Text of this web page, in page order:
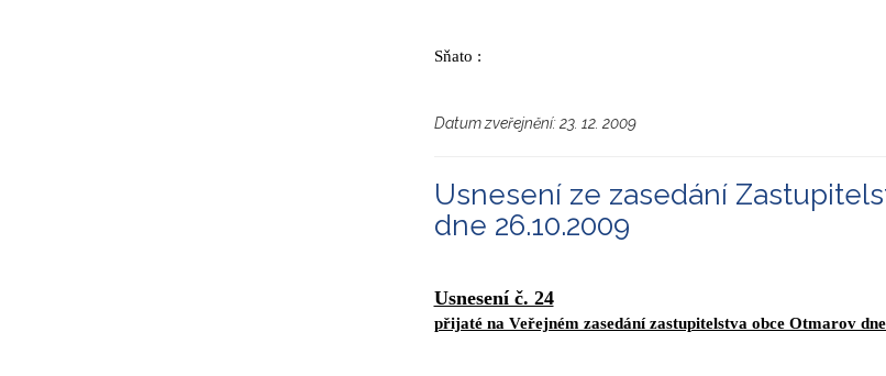
Sňato :
Datum zveřejnění:23. 12. 2009
Usnesení ze zasedání
dne 26.10.2009
Usnesení č. 24
přijaté na Veřejném zasedání zastupitelstva obce Otmarov